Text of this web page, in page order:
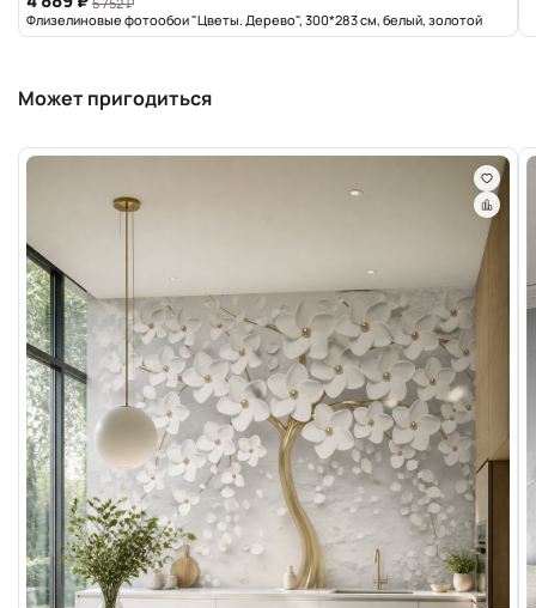
Флизелиновые фотообои "Цветы. Дерево", 300*283 см, белый, золотой
Может пригодиться